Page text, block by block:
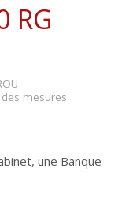
RG
mesures
une Banque